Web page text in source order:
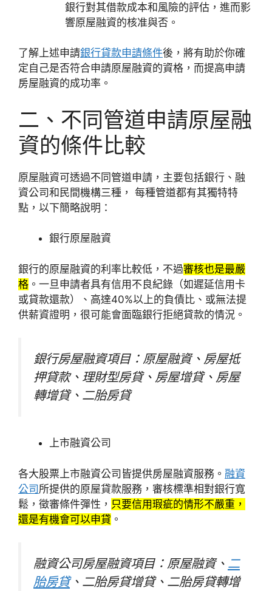
銀行對其借款成本和風險的評估，進而影
響原屋融資的核准與否。
了解上述申請銀行貸款申請條件後，將有助於你確
定自己是否符合申請原屋融資的資格，而提高申請
房屋融資的成功率。
二、不同管道申請原屋融
資的條件比較
原屋融資可透過不同管道申請，主要包括銀行、融
資公司和民間機構三種， 每種管道都有其獨特特
點，以下簡略說明：
銀行原屋融資
銀行的原屋融資的利率比較低，不過審核也是最嚴
格 。一旦申請者具有信用不良紀錄（如遲延信用卡
或貸款還款）、高達40%以上的負債比、或無法提
供薪資證明，很可能會面臨銀行拒絕貸款的情況。
銀行房屋融資項目：原屋融資、房屋抵
押貸款、理財型房貸、房屋增貸、房屋
轉增貸、二胎房貸
上市融資公司
各大股票上市融資公司皆提供房屋融資服務。 融資
公司所提供的原屋貸款服務，審核標準相對銀行寬
鬆，徵審條件彈性， 只要信用瑕疵的情形不嚴重，
還是有機會可以申貸 。
融資公司房屋融資項目：原屋融資、 二
胎房貸、二胎房貸增貸、二胎房貸轉增